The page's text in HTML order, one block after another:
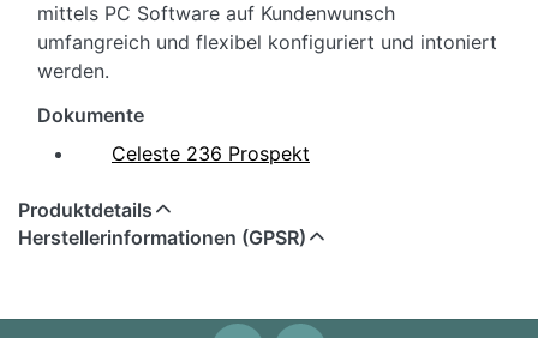
mittels PC Software auf Kundenwunsch
umfangreich und flexibel konfiguriert und intoniert
werden.
Dokumente
Celeste 236 Prospekt
Produktdetails
Herstellerinformationen (GPSR)